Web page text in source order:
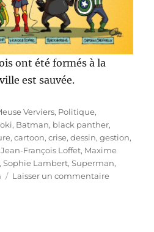
ont été formés à la
est sauvée.
Verviers, Politique,
, Batman, black panther,
,cartoon,crise,dessin,gestion,
Jean-François Loffet, Maxime
,Sophie Lambert,Superman,
Laisser un commentairesur